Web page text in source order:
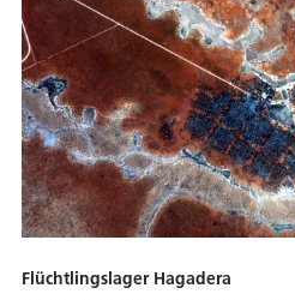
Flüchtlingslager Hagadera